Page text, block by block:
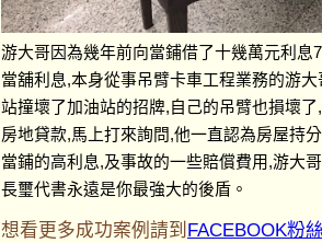
游大哥因為幾年前向當鋪借了十幾萬元利
當舖利息,本身從事吊臂卡車工程業務的游
站撞壞了加油站的招牌,自己的吊臂也損壞
房地貸款,馬上打來詢問,他一直認為房屋持
當鋪的高利息,及事故的一些賠償費用,游大
長璽代書永遠是你最強大的後盾。
想看更多成功案例請到 FACEBOOK粉